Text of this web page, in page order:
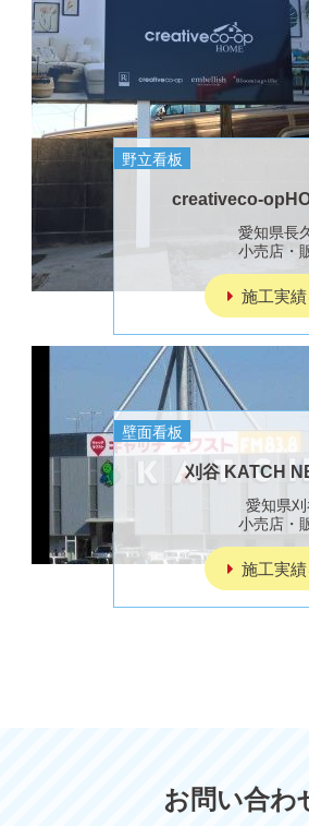
野立看板
creativeco-
愛知県長
小売店・
施工実
壁面看板
刈谷 KATCH
愛知県
小売店・
施工実
お問い合わ